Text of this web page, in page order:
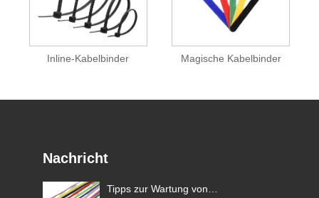
Inline-Kabelbinder Magische Kabelbinder
Nachricht
Tipps zur Wartung von